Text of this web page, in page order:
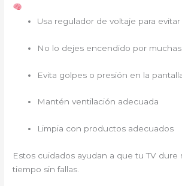
Usa regulador de voltaje para
No lo dejes encendido por
Evita golpes o presión en la
Mantén ventilación adecuada
Limpia con productos adecuados
Estos cuidados ayudan a que tu TV dure
tiempo sin fallas.